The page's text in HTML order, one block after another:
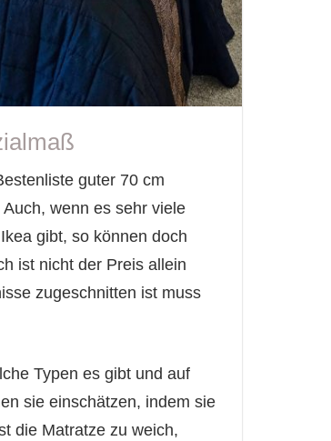
guter 70 cm
wenn es sehr viele
gibt, so können doch
ist nicht der Preis allein
zugeschnitten ist muss
Typen es gibt und auf
sie einschätzen, indem sie
die Matratze zu weich,